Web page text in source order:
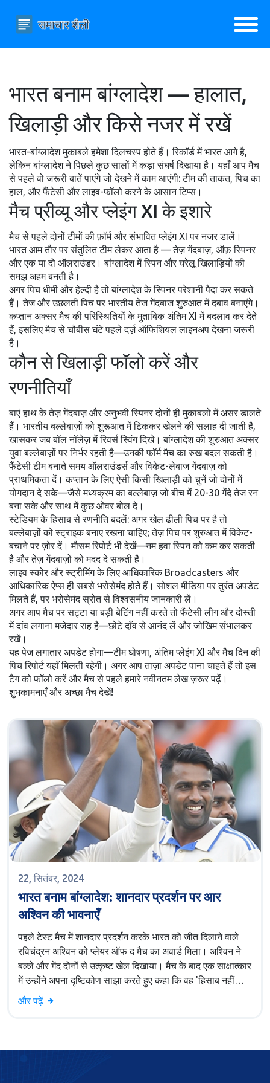
भारत बनाम बांग्लादेश — हालात,
खिलाड़ी और किसे नजर में रखें
भारत-बांग्लादेश मुकाबले हमेशा दिलचस्प होते हैं। रिकॉर्ड में भारत आगे है,
लेकिन बांग्लादेश ने पिछले कुछ सालों में कड़ा संघर्ष दिखाया है। यहाँ आप मैच
से पहले वो जरूरी बातें पाएंगे जो देखने में काम आएंगी: टीम की ताकत, पिच का
हाल, और फैंटेसी और लाइव-फॉलो करने के आसान टिप्स।
मैच प्रीव्यू और प्लेइंग XI के इशारे
मैच से पहले दोनों टीमों की फ़ॉर्म और संभावित प्लेइंग XI पर नजर डालें।
भारत आम तौर पर संतुलित टीम लेकर आता है — तेज़ गेंदबाज़, ऑफ़ स्पिनर
और एक या दो ऑलराउंडर। बांग्लादेश में स्पिन और घरेलू खिलाड़ियों की
समझ अहम बनती है।
अगर पिच धीमी और हेल्दी है तो बांग्लादेश के स्पिनर परेशानी पैदा कर सकते
हैं। तेज और उछलती पिच पर भारतीय तेज गेंदबाज शुरुआत में दबाव बनाएंगे।
कप्तान अक्सर मैच की परिस्थितियों के मुताबिक अंतिम XI में बदलाव कर देते
हैं, इसलिए मैच से चौबीस घंटे पहले दर्ज़ ऑफिशियल लाइनअप देखना जरूरी
है।
कौन से खिलाड़ी फॉलो करें और
रणनीतियाँ
बाएं हाथ के तेज़ गेंदबाज़ और अनुभवी स्पिनर दोनों ही मुकाबलों में असर डालते
हैं। भारतीय बल्लेबाज़ों को शुरूआत में टिककर खेलने की सलाह दी जाती है,
खासकर जब बॉल नॉलेज़ में रिवर्स स्विंग दिखे। बांग्लादेश की शुरुआत अक्सर
युवा बल्लेबाज़ों पर निर्भर रहती है—उनकी फॉर्म मैच का रुख बदल सकती है।
फैंटेसी टीम बनाते समय ऑलराउंडर्स और विकेट-लेबाज गेंदबाज़ को
प्राथमिकता दें। कप्तान के लिए ऐसी किसी खिलाड़ी को चुनें जो दोनों में
योगदान दे सके—जैसे मध्यक्रम का बल्लेबाज़ जो बीच में 20-30 गेंदे तेज रन
बना सके और साथ में कुछ ओवर बोल दे।
स्टेडियम के हिसाब से रणनीति बदलें: अगर खेल ढीली पिच पर है तो
बल्लेबाज़ों को स्ट्राइक बनाए रखना चाहिए; तेज़ पिच पर शुरुआत में विकेट-
बचाने पर ज़ोर दें। मौसम रिपोर्ट भी देखें—नम हवा स्पिन को कम कर सकती
है और तेज़ गेंदबाज़ों को मदद दे सकती है।
लाइव स्कोर और स्ट्रीमिंग के लिए आधिकारिक Broadcasters और
आधिकारिक ऐप्स ही सबसे भरोसेमंद होते हैं। सोशल मीडिया पर तुरंत अपडेट
मिलते हैं, पर भरोसेमंद स्रोत से विश्वसनीय जानकारी लें।
अगर आप मैच पर सट्टा या बड़ी बेटिंग नहीं करते तो फैंटेसी लीग और दोस्ती
में दांव लगाना मजेदार राह है—छोटे दाँव से आनंद लें और जोखिम संभालकर
रखें।
यह पेज लगातार अपडेट होगा—टीम घोषणा, अंतिम प्लेइंग XI और मैच दिन की
पिच रिपोर्ट यहाँ मिलती रहेगी। अगर आप ताज़ा अपडेट पाना चाहते हैं तो इस
टैग को फॉलो करें और मैच से पहले हमारे नवीनतम लेख ज़रूर पढ़ें।
शुभकामनाएँ और अच्छा मैच देखें!
22, सितंबर, 2024
भारत बनाम बांग्लादेश: शानदार प्रदर्शन पर आर
अश्विन की भावनाएँ
पहले टेस्ट मैच में शानदार प्रदर्शन करके भारत को जीत दिलाने वाले
रविचंद्रन अश्विन को प्लेयर ऑफ द मैच का अवार्ड मिला। अश्विन ने
बल्ले और गेंद दोनों से उत्कृष्ट खेल दिखाया। मैच के बाद एक साक्षात्कार
में उन्होंने अपना दृष्टिकोण साझा करते हुए कहा कि वह 'हिसाब नहीं
रखते', जिससे उनके समर्पण और वर्तमान पर ध्यान केंद्रित करने का
अंदाज झलकता है।
और पढ़ें